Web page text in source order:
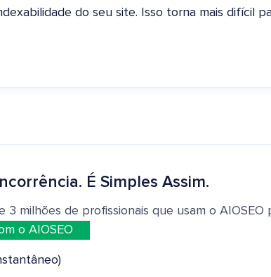
do seu site. Isso torna mais difícil
É Simples Assim.
3 milhões de profissionais que usam o
o AIOSEO